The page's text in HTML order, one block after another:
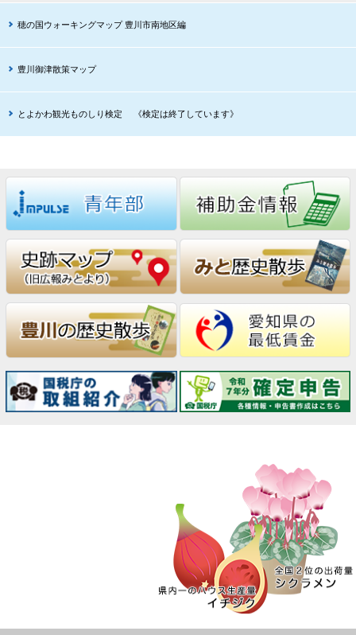
穂の国ウォーキングマップ 豊川市南地区編
豊川御津散策マップ
とよかわ観光ものしり検定 《検定は終了しています》